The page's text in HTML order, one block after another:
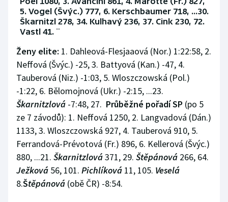
5. Vogel (Švýc.) 777, 6. Kerschbaumer 718, ...30.
Škarnitzl 278, 34. Kulhavý 236, 37. Cink 230, 72.
Vastl 41. ¨
Ženy elite: 1. Dahleová-Flesjaaová (Nor.) 1:22:58, 2.
Neffová (Švýc.) -25, 3. Battyová (Kan.) -47, 4.
Tauberová (Niz.) -1:03, 5. Wloszczowská (Pol.)
-1:22, 6. Bělomojnová (Ukr.) -2:15, ...23.
Škarnitzlová -7:48, 27. Průběžné pořadí SP (po 5
ze 7 závodů): 1. Neffová 1250, 2. Langvadová (Dán.)
1133, 3. Wloszczowská 927, 4. Tauberová 910, 5.
Ferrandová-Prévotová (Fr.) 896, 6. Kellerová (Švýc.)
880, ...21. Škarnitzlová371, 29. Štěpánová 266, 64.
Ježková 56, 101. Pichlíková 11, 105. Veselá
8.Štěpánová (obě ČR) -8:54.